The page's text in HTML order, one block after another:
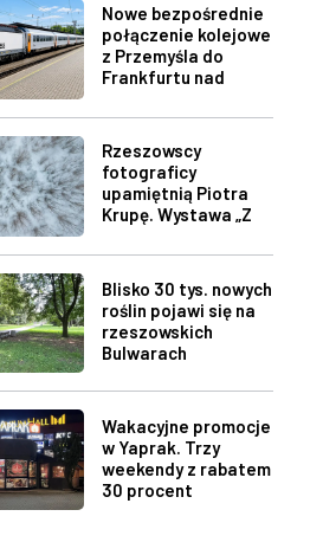
Nowe bezpośrednie
połączenie kolejowe
z Przemyśla do
Frankfurtu nad
Rzeszowscy
fotograficy
upamiętnią Piotra
Krupę. Wystawa „Z
Blisko 30 tys. nowych
roślin pojawi się na
rzeszowskich
Bulwarach
Wakacyjne promocje
w Yaprak. Trzy
weekendy z rabatem
30 procent